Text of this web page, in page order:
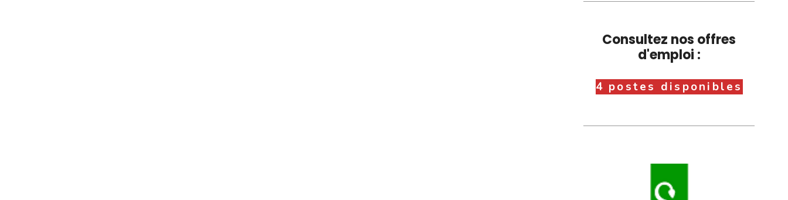
Consultez nos offres
d'emploi :
4 postes disponibles